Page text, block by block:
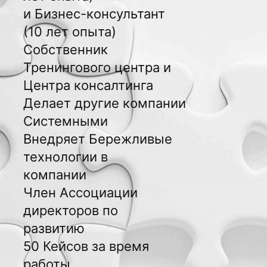
клуба
?
Каждый член клуба
и Бизнес-консультант
(10 лет опыта)
Собственник
Тренингового центра и
Центра консалтинга
Делает другие компании
Системными
Внедряет Бережливые
технологии в
компании
Член Ассоциации
директоров по
развитию
50 Кейсов за время